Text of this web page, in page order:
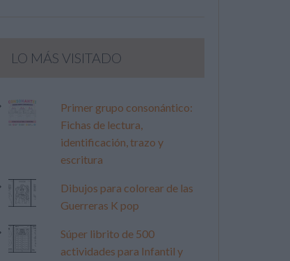
LO MÁS VISITADO
Primer grupo consonántico:
Fichas de lectura,
identificación, trazo y
escritura
Dibujos para colorear de las
Guerreras K pop
Súper librito de 500
actividades para Infantil y